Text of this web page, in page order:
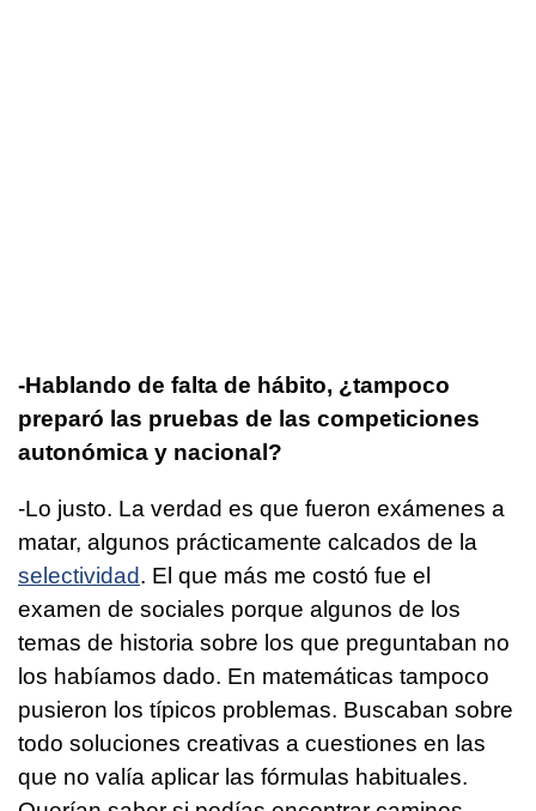
-Hablando de falta de hábito, ¿tampoco
preparó las pruebas de las competiciones
autonómica y nacional?
-Lo justo. La verdad es que fueron exámenes a
matar, algunos prácticamente calcados de la
selectividad. El que más me costó fue el
examen de sociales porque algunos de los
temas de historia sobre los que preguntaban no
los habíamos dado. En matemáticas tampoco
pusieron los típicos problemas. Buscaban sobre
todo soluciones creativas a cuestiones en las
que no valía aplicar las fórmulas habituales.